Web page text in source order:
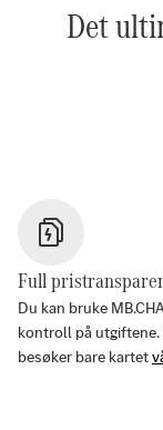
Det
Full
Du kan bruke
kontroll på utgiftene.
besøker bare kartet